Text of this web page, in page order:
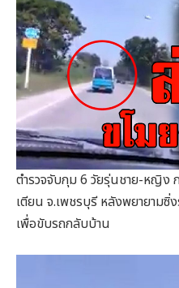
ตำรวจจับกุม 6 วัยรุ่นชาย-หญิง
เตียน จ.เพชรบุรี หลังพยายามซิ่
เพื่อขับรถกลับบ้าน